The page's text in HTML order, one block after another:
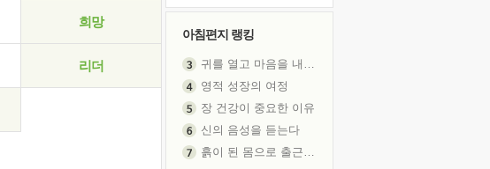
희망
리더
아침편지 랭킹
귀를 열고 마음을 내어주고
영적 성장의 여정
장 건강이 중요한 이유
신의 음성을 듣는다
흙이 된 몸으로 출근하는 여자